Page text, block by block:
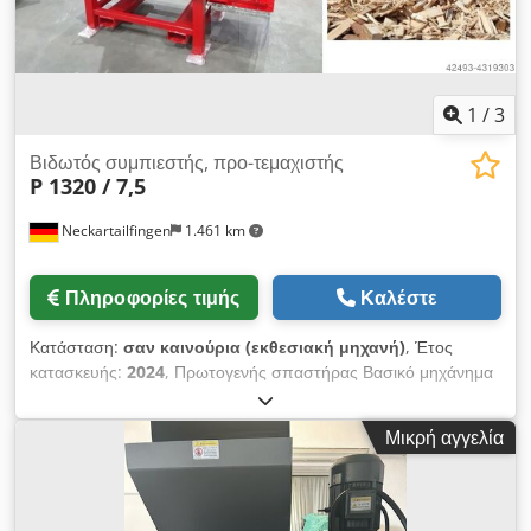
1 /3
Neckartailfingen 1.461 km
Βιδωτός συμπιεστής, προ-τεμαχιστής
P 1320 / 7,5
Πληροφορίες τιμής Καλέστε
Κατάσταση: σαν καινούρια (εκθεσιακή μηχανή), Έτος
κατασκευής: 2024, Πρωτογενής σπαστήρας Βασικό μηχάνημα
από 29.950 € καθαρά *Επιλογές με επιπλέον χρέωση Ιδανικό
για την προ-θραύση ογκωδών υλικών, όπως παλέτες, σανίδες,
δοκάρια, κιβώτια φρούτων, πολυστυρένιο, πλαστικά και πολλά
άλλα. Ο πρωτογενής θραυστήρας μπορεί επίσης να
εγκατασταθεί απευθείας πάνω από έναν τεμαχιστή μονού
άξονα για την παραγωγή τεμαχίων ξύλου Μηχανή σε στάδιο
Μικρή αγγελία